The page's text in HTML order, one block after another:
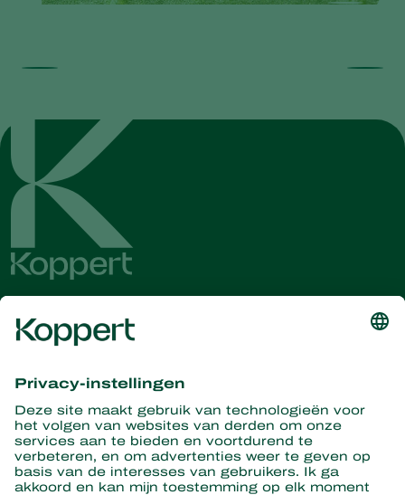
Ontvang het laatste nieuws en
informatie
Hier aanmelden
Partners with Nature